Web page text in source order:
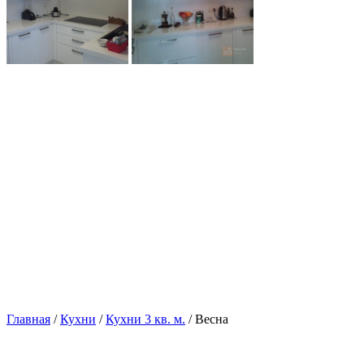
Главная /Кухни /Кухни 3 кв. м. / Весна